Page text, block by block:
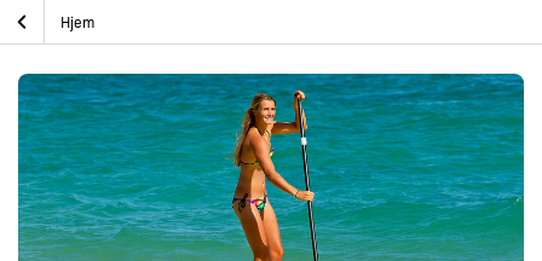
Skip
to
content
Hjem
SUP